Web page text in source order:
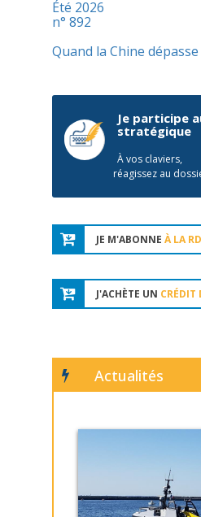
Été 2026
n° 892
Quand la Chine
Je participe
stratégique
À vos claviers,
réagissez au
JE M'ABONNE À LA
J'ACHÈTE UN CRÉDIT
Actualités